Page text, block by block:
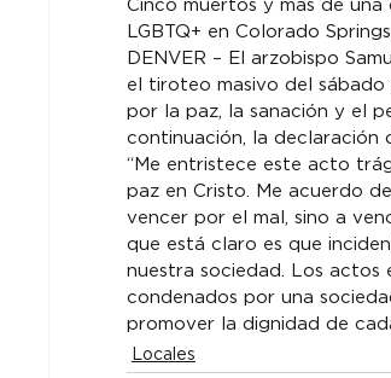
Cinco muertos y más de
LGBTQ+ en Colorado
DENVER – El arzobispo
el tiroteo masivo del
por la paz, la sanación y el
continuación, la declaración
“Me entristece este acto
paz en Cristo. Me acuerdo
vencer por el mal, sino a
que está claro es que
nuestra sociedad. Los actos
condenados por una
promover la dignidad de
Locales